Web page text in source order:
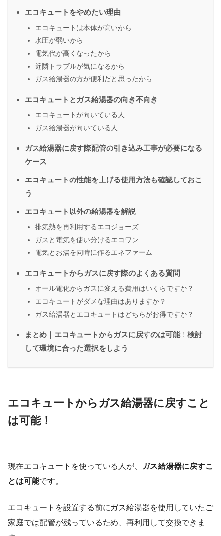
エコキュートをやめたい理由
エコキュートは本体が高いから
水圧が弱いから
電気代が高くなったから
近隣トラブルが気になるから
ガス給湯器の方が便利だと思ったから
エコキュートとガス給湯器の向き不向き
エコキュートが向いている人
ガス給湯器が向いている人
ガス給湯器に戻す際配管の引き込み工事が必要になる
ケース
エコキュートの性能を上げる使用方法も確認しておこ
う
エコキュート以外の給湯器を解説
排気熱を再利用するエコジョーズ
ガスと電気を使い分けるエコワン
電気とお湯を同時に作るエネファーム
エコキュートからガスに戻す際のよくある質問
オール電化からガスに変える費用はいくらですか？
エコキュートがダメな理由はありますか？
ガス給湯器とエコキュートはどちらがお得ですか？
まとめ｜エコキュートからガスに戻すのは可能！検討
して環境に合った選択をしよう
エコキュートからガス給湯器に戻すこと
は可能！
現在エコキュートを使っている人が、
ガス給湯器に戻すこ
とは可能です。
エコキュートを設置する前にガス給湯器を使用していたご
家庭では配管が残っているため、再利用して交換できま